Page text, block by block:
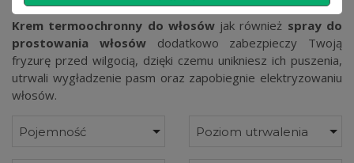
Krem termoochronny do włosówjak również spray do
prostowania włosówdodatkowo zabezpieczy Twoją
fryzurę przed wilgocią, dzięki czemu unikniesz ich puszenia,
utrwali wygładzenie pasm oraz zapobiegnie elektryzowaniu
włosów.
Pojemność Poziom utrwalenia